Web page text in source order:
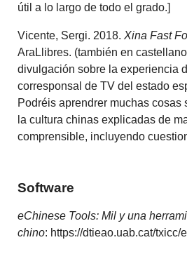
útil a lo largo de todo el grado.]
Vicente, Sergi. 2018.Xina Fast
AraLlibres. (también en
divulgación sobre la experiencia
corresponsal de TV del estado
Podréis aprendrer muchas cosas
la cultura chinas explicadas de
comprensible, incluyendo
Software
eChinese Tools: Mil y una
chino: https://dtieao.uab.cat/txicc/